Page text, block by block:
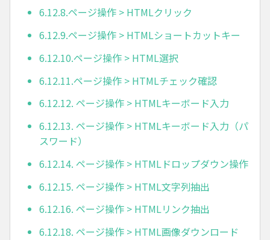
6.12.8.ページ操作 > HTMLクリック
6.12.9.ページ操作 > HTMLショートカットキー
6.12.10.ページ操作 > HTML選択
6.12.11.ページ操作 > HTMLチェック確認
6.12.12. ページ操作 > HTMLキーボード入力
6.12.13. ページ操作 > HTMLキーボード入力（パ
スワード）
6.12.14. ページ操作 > HTMLドロップダウン操作
6.12.15. ページ操作 > HTML文字列抽出
6.12.16. ページ操作 > HTMLリンク抽出
6.12.18. ページ操作 > HTML画像ダウンロード